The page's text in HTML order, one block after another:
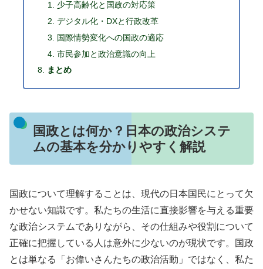
少子高齢化と国政の対応策
デジタル化・DXと行政改革
国際情勢変化への国政の適応
市民参加と政治意識の向上
まとめ
国政とは何か？日本の政治システ
ムの基本を分かりやすく解説
国政について理解することは、現代の日本国民にとって欠
かせない知識です。私たちの生活に直接影響を与える重要
な政治システムでありながら、その仕組みや役割について
正確に把握している人は意外に少ないのが現状です。国政
とは単なる「お偉いさんたちの政治活動」ではなく、私た